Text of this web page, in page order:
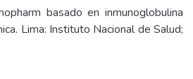
basado en inmunoglobulina
Lima: Instituto Nacional de Salud;